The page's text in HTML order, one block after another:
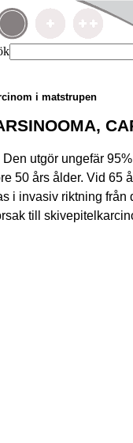
i matstrupen
utgör ungefär
50 års ålder. Vid 65
i invasiv riktning från
till